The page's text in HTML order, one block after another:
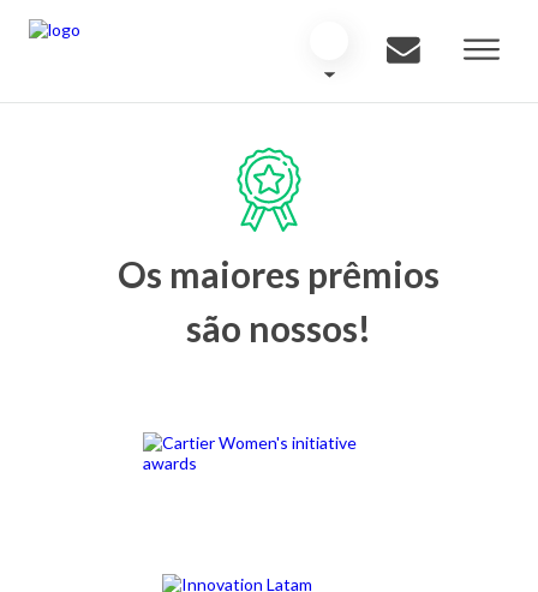
Os maiores prêmios
são nossos!